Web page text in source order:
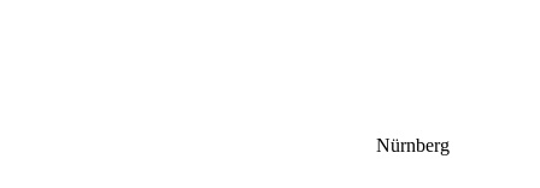
Nürnberg